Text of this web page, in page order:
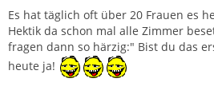
Es hat täglich oft über 20 Frauen es
Hektik da schon mal alle Zimmer
fragen dann so härzig:" Bist du das
heute ja!